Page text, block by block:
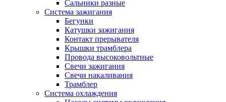
Сальники разные
Система зажигания
Бегунки
Катушки зажигания
Контакт прерывателя
Крышки трамблера
Провода высоковольтные
Свечи зажигания
Свечи накаливания
Трамблер
Система охлаждения